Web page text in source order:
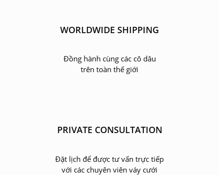
WORLDWIDE SHIPPING
Đồng hành cùng các cô dâu
trên toàn thế giới
PRIVATE CONSULTATION
Đặt lịch để được tư vấn trực tiếp
với các chuyên viên váy cưới